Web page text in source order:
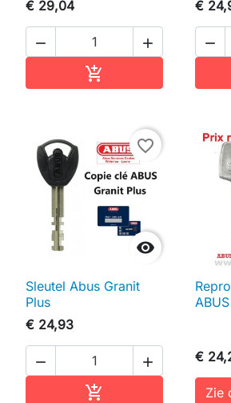
€ 29,04
 

€


favorite_border
Sleutel Abus Granit
Plus
€ 24,93
 

€
Zie